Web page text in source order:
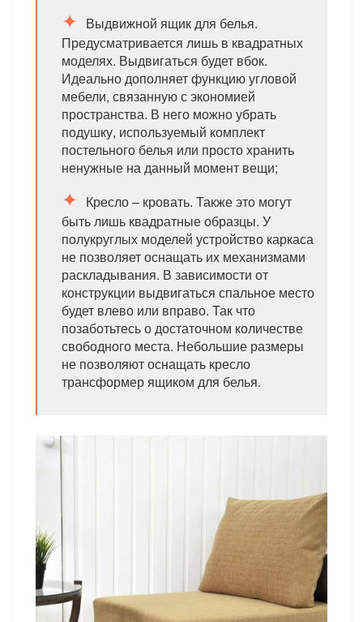
Выдвижной ящик для белья.
Предусматривается лишь в квадратных
моделях. Выдвигаться будет вбок.
Идеально дополняет функцию угловой
мебели, связанную с экономией
пространства. В него можно убрать
подушку, используемый комплект
постельного белья или просто хранить
ненужные на данный момент вещи;
Кресло – кровать. Также это могут
быть лишь квадратные образцы. У
полукруглых моделей устройство каркаса
не позволяет оснащать их механизмами
раскладывания. В зависимости от
конструкции выдвигаться спальное место
будет влево или вправо. Так что
позаботьтесь о достаточном количестве
свободного места. Небольшие размеры
не позволяют оснащать кресло
трансформер ящиком для белья.